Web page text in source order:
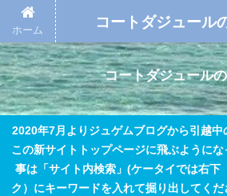
コートダジュール
2020年7月よりジュゲムブログから引越
この新サイトトップページに飛ぶように
事は「サイト内検索」(ケータイでは右下
ク）にキーワードを入れて掘り出してく
ホーム コートダジュール